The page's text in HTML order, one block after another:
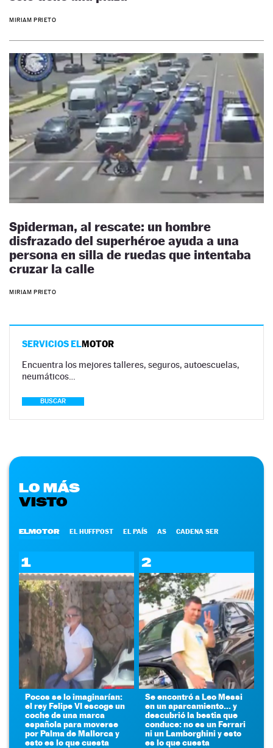
MIRIAM PRIETO
Spiderman, al rescate: un hombre
disfrazado del superhéroe ayuda a una
persona en silla de ruedas que intentaba
cruzar la calle
MIRIAM PRIETO
SERVICIOS ELMOTOR
Encuentra los mejores talleres, seguros, autoescuelas,
neumáticos…
BUSCAR
LO MÁS
VISTO
ELMOTOR EL HUFFPOST EL PAÍS AS CADENA SER
1
Pocos se lo imaginarían:
el rey Felipe VI escoge un
coche de una marca
española para moverse
por Palma de Mallorca y
esto es lo que cuesta
2
Se encontró a Leo Messi
en un aparcamiento... y
descubrió la bestia que
conduce: no es un Ferrari
ni un Lamborghini y esto
es lo que cuesta